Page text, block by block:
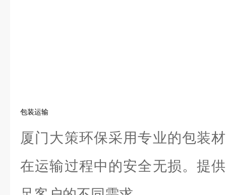
包装运输
厦门大策环保采用专业的包装
在运输过程中的安全无损。提